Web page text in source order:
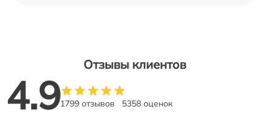
Отзывы клиентов
4.91799 отзывов 5358 оценок